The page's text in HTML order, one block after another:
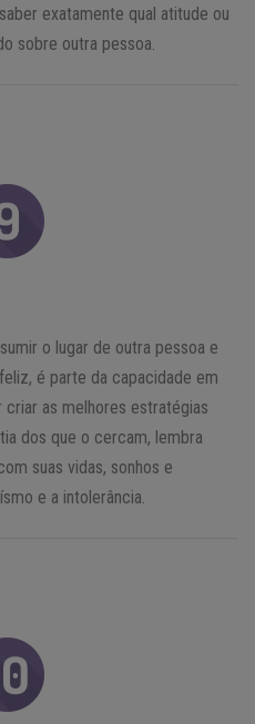
exatamente qual atitude ou
sobre outra pessoa.
o lugar de outra pessoa e
é parte da capacidade em
as melhores estratégias
dos que o cercam, lembra
suas vidas, sonhos e
e a intolerância.